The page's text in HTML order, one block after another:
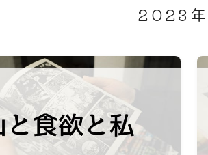
2023年